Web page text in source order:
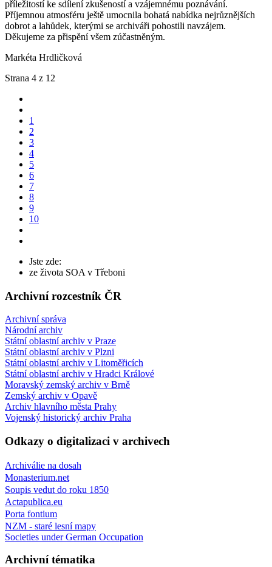
příležitostí ke sdílení zkušeností a vzájemnému poznávání.
Příjemnou atmosféru ještě umocnila bohatá nabídka nejrůznějších
dobrot a lahůdek, kterými se archiváři pohostili navzájem.
Děkujeme za přispění všem zúčastněným.
Markéta Hrdličková
Strana 4 z 12
1
2
3
4
5
6
7
8
9
10
Jste zde:
ze života SOA v Třeboni
Archivní rozcestník ČR
Archivní správa
Národní archiv
Státní oblastní archiv v Praze
Státní oblastní archiv v Plzni
Státní oblastní archiv v Litoměřicích
Státní oblastní archiv v Hradci Králové
Moravský zemský archiv v Brně
Zemský archiv v Opavě
Archiv hlavního města Prahy
Vojenský historický archiv Praha
Odkazy o digitalizaci v archivech
Archiválie na dosah
Monasterium.net
Soupis vedut do roku 1850
Actapublica.eu
Porta fontium
NZM - staré lesní mapy
Societies under German Occupation
Archivní tématika